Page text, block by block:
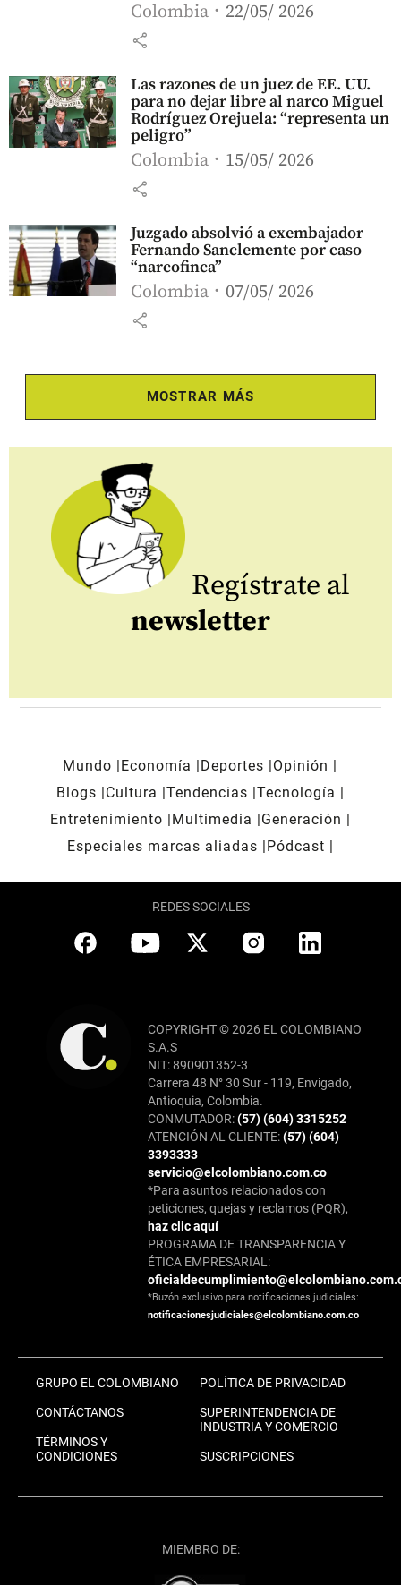
Colombia 22/05/ 2026
share
Las razones de un juez de EE. UU.
para no dejar libre al narco Miguel
Rodríguez Orejuela: “representa un
peligro”
Colombia 15/05/ 2026
share
Juzgado absolvió a exembajador
Fernando Sanclemente por caso
“narcofinca”
Colombia 07/05/ 2026
share
MOSTRAR MÁS
Regístrate al
newsletter
Mundo Economía Deportes
Opinión
Blogs
Cultura Tendencias Tecnología
Entretenimiento
Multimedia
Generación
Especiales marcas aliadas
Pódcast
REDES SOCIALES
COPYRIGHT © 2026 EL COLOMBIANO
S.A.S
NIT: 890901352-3
Carrera 48 N° 30 Sur - 119, Envigado,
Antioquia, Colombia.
CONMUTADOR:(57) (604) 3315252
ATENCIÓN AL CLIENTE:(57) (604)
3393333
servicio@elcolombiano.com.co
*Para asuntos relacionados con
peticiones, quejas y reclamos (PQR),
haz clic aquí
PROGRAMA DE TRANSPARENCIA Y
ÉTICA EMPRESARIAL:
*Buzón exclusivo para notificaciones judiciales:
notificacionesjudiciales@elcolombiano.com.co
GRUPO EL COLOMBIANO
CONTÁCTANOS
TÉRMINOS Y
CONDICIONES
POLÍTICA DE PRIVACIDAD
SUPERINTENDENCIA DE
INDUSTRIA Y COMERCIO
SUSCRIPCIONES
MIEMBRO DE: